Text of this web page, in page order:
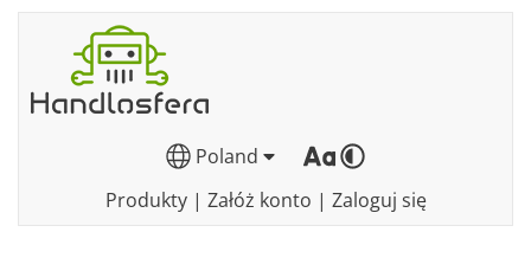
Poland
Produkty| Załóż konto | Zaloguj się